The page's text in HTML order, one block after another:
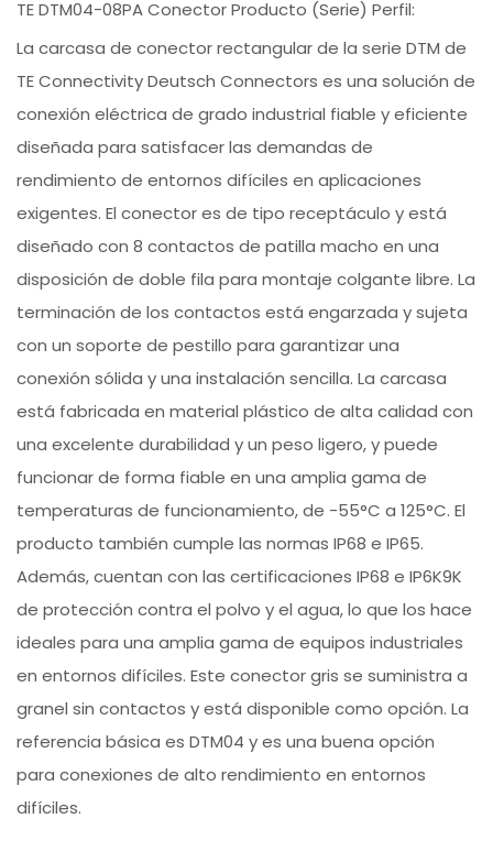
TE DTM04-08PA Conector Producto (Serie) Perfil:
La carcasa de conector rectangular de la serie DTM de
TE Connectivity Deutsch Connectors es una solución de
conexión eléctrica de grado industrial fiable y eficiente
diseñada para satisfacer las demandas de
rendimiento de entornos difíciles en aplicaciones
exigentes. El conector es de tipo receptáculo y está
diseñado con 8 contactos de patilla macho en una
disposición de doble fila para montaje colgante libre. La
terminación de los contactos está engarzada y sujeta
con un soporte de pestillo para garantizar una
conexión sólida y una instalación sencilla. La carcasa
está fabricada en material plástico de alta calidad con
una excelente durabilidad y un peso ligero, y puede
funcionar de forma fiable en una amplia gama de
temperaturas de funcionamiento, de -55°C a 125°C. El
producto también cumple las normas IP68 e IP65.
Además, cuentan con las certificaciones IP68 e IP6K9K
de protección contra el polvo y el agua, lo que los hace
ideales para una amplia gama de equipos industriales
en entornos difíciles. Este conector gris se suministra a
granel sin contactos y está disponible como opción. La
referencia básica es DTM04 y es una buena opción
para conexiones de alto rendimiento en entornos
difíciles.